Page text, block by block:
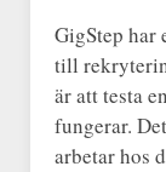
GigStep har
till
är att testa
fungerar.
arbetar hos